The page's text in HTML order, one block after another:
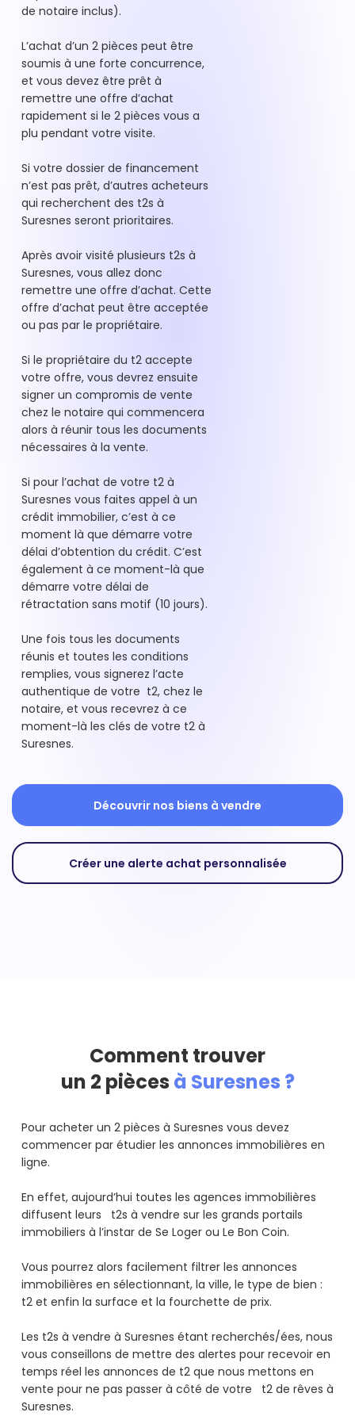
de notaire inclus).
L’achat d’un 2 pièces peut être
soumis à une forte concurrence,
et vous devez être prêt à
remettre une offre d’achat
rapidement si le 2 pièces vous a
plu pendant votre visite.
Si votre dossier de financement
n’est pas prêt, d’autres acheteurs
qui recherchent des t2s à
Suresnes seront prioritaires.
Après avoir visité plusieurs t2s à
Suresnes, vous allez donc
remettre une offre d’achat. Cette
offre d’achat peut être acceptée
ou pas par le propriétaire.
Si le propriétaire du t2 accepte
votre offre, vous devrez ensuite
signer un compromis de vente
chez le notaire qui commencera
alors à réunir tous les documents
nécessaires à la vente.
Si pour l’achat de votre t2 à
Suresnes vous faites appel à un
crédit immobilier, c’est à ce
moment là que démarre votre
délai d’obtention du crédit. C’est
également à ce moment-là que
démarre votre délai de
rétractation sans motif (10 jours).
Une fois tous les documents
réunis et toutes les conditions
remplies, vous signerez l’acte
authentique de votre t2, chez le
notaire, et vous recevrez à ce
moment-là les clés de votre t2 à
Suresnes.
Découvrir nos biens à vendre
Créer une alerte achat personnalisée
Comment trouver
un 2 pièces à Suresnes ?
Pour acheter un 2 pièces à Suresnes vous devez
commencer par étudier les annonces immobilières en
ligne.
En effet, aujourd’hui toutes les agences immobilières
diffusent leurs t2s à vendre sur les grands portails
immobiliers à l’instar de Se Loger ou Le Bon Coin.
Vous pourrez alors facilement filtrer les annonces
immobilières en sélectionnant, la ville, le type de bien :
t2 et enfin la surface et la fourchette de prix.
Les t2s à vendre à Suresnes étant recherchés/ées, nous
vous conseillons de mettre des alertes pour recevoir en
temps réel les annonces de t2 que nous mettons en
vente pour ne pas passer à côté de votre t2 de rêves à
Suresnes.